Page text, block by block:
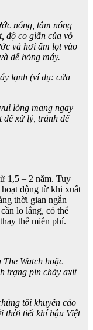
nóng, tắm nóng
độ co giãn của vỏ
và hơi ẩm lọt vào
dễ hỏng máy.
lạnh (ví dụ: cửa
, vui lòng mang ngay
để xử lý, tránh để
1,5 – 2 năm. Tuy
động từ khi xuất
thời gian ngắn
lo lắng, có thể
thế miễn phí.
Watch hoặc
trạng pin chảy axit
tôi khuyến cáo
thời tiết khí hậu Việt